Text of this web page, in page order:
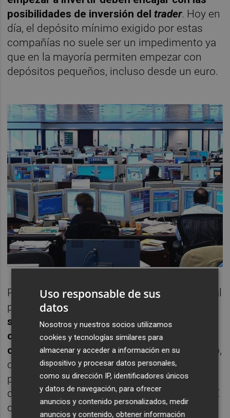
posibilidades de inversión deltrader. Hoy en
día, el depósito mínimo exigido por estas
compañías no suele ser un impedimento ya
que en la mayoría permiten empezar con
depósitos pequeños, incluso desde un euro.
Por otro lado, los inversores con poco capital
pueden obtener grandes beneficios, ya que
solo necesitan aportar una pequeña
cantidad como garantía mientras operan
con una cantidad muy superior. Por ejemplo,
con un apalancamiento disponible de 1:200
podremos invertir y obtener los beneficios
de operar con 20.000€, sólo aportando 100€
como garantía. Esto nos permite aumentar
Uso responsable de sus
datos
Nosotros y nuestros socios utilizamos
cookies y tecnologías similares para
almacenar y acceder a información en su
dispositivo y procesar datos personales,
como su dirección IP, identificadores únicos
y datos de navegación, para ofrecer
anuncios y contenido personalizados, medir
anuncios y contenido, obtener información